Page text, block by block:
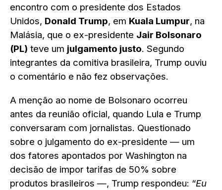
encontro com o presidente dos Estados
Unidos, Donald Trump, em Kuala Lumpur, na
Malásia, que o ex-presidente Jair Bolsonaro
(PL) teve um julgamento justo. Segundo
integrantes da comitiva brasileira, Trump ouviu
o comentário e não fez observações.
A menção ao nome de Bolsonaro ocorreu
antes da reunião oficial, quando Lula e Trump
conversaram com jornalistas. Questionado
sobre o julgamento do ex-presidente — um
dos fatores apontados por Washington na
decisão de impor tarifas de 50% sobre
produtos brasileiros —, Trump respondeu: “Eu